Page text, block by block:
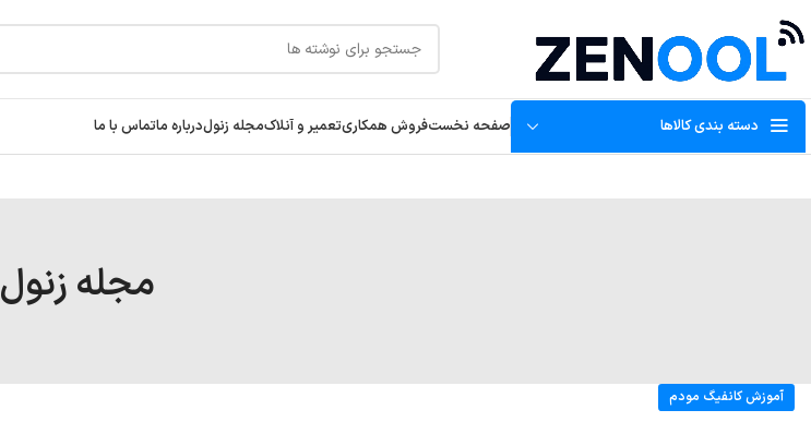
دسته بندی کالاها صفحه نخستفروش همکاریتعمیر و آنلاکمجله زنولدرباره ماتماس با ما
مجله زنول
آموزش کانفیگ مودم